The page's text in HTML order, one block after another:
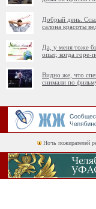
Добрый день.
салона красоты
Да, у меня тоже
опыт, когда горе-
Видно же, что
снимали по
Ночь пожирателей